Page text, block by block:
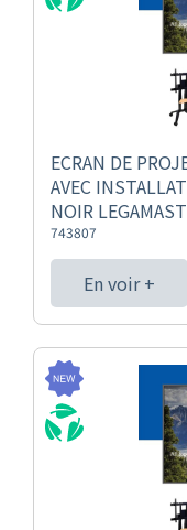
ECRAN DE
AVEC
NOIR
743807
En voir +